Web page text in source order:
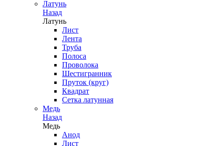
Латунь
Назад
Латунь
Лист
Лента
Труба
Полоса
Проволока
Шестигранник
Пруток (круг)
Квадрат
Сетка латунная
Медь
Назад
Медь
Анод
Лист